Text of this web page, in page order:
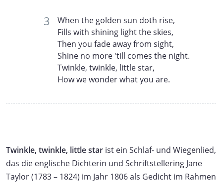
When the golden sun doth rise,
Fills with shining light the skies,
Then you fade away from sight,
Shine no more 'till comes the night.
Twinkle, twinkle, little star,
How we wonder what you are.
Twinkle, twinkle, little star ist ein Schlaf- und Wiegenlied,
das die englische Dichterin und Schriftstellering Jane
Taylor (1783 – 1824) im Jahr 1806 als Gedicht im Rahmen